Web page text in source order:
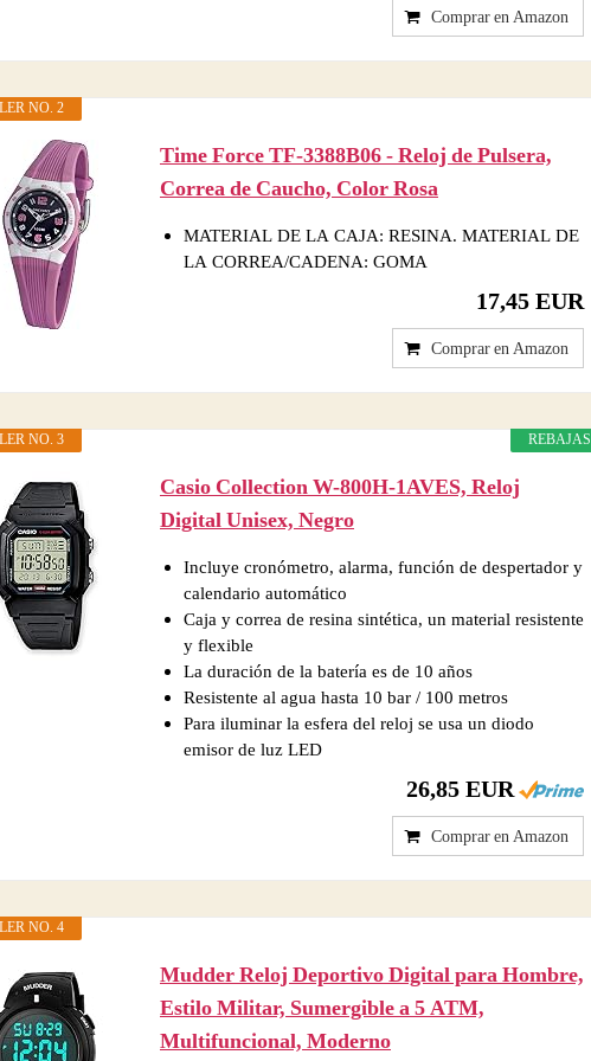
Comprar en Amazon
NO. 2
Time Force TF-3388B06 - Reloj de Pulsera,
Correa de Caucho, Color Rosa
MATERIAL DE LA CAJA: RESINA. MATERIAL DE
LA CORREA/CADENA: GOMA
17,45 EUR
Comprar en Amazon
REBAJAS
NO. 3
Casio Collection W-800H-1AVES, Reloj
Digital Unisex, Negro
Incluye cronómetro, alarma, función de despertador y
calendario automático
Caja y correa de resina sintética, un material resistente
y flexible
La duración de la batería es de 10 años
Resistente al agua hasta 10 bar / 100 metros
Para iluminar la esfera del reloj se usa un diodo
emisor de luz LED
26,85 EUR
Comprar en Amazon
NO. 4
Mudder Reloj Deportivo Digital para Hombre,
Estilo Militar, Sumergible a 5 ATM,
Multifuncional, Moderno